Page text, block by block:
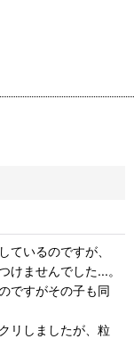
ているのですが、
けませんでした...。
ですがその子も同
リしましたが、粒